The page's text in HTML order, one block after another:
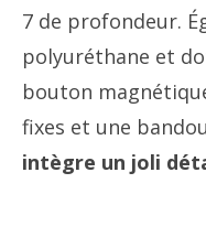
7 de profondeur.
polyuréthane et
bouton
fixes et une
intègre un joli